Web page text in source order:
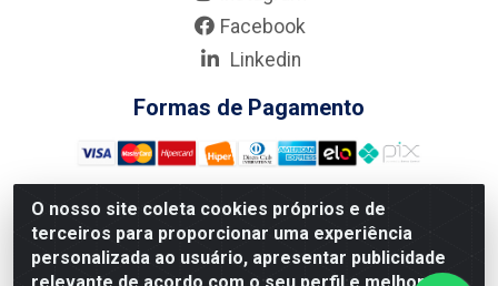
O nosso site coleta cookies próprios e de
terceiros para proporcionar uma experiência
personalizada ao usuário, apresentar publicidade
Facebook
Linkedin
Formas de Pagamento
Nova Boni Distribuidora de Material de Construção LTDA - Rua
Alice Tibiriçá, 330 - Vila Da Penha, Rio de Janeiro/RJ - CEP: